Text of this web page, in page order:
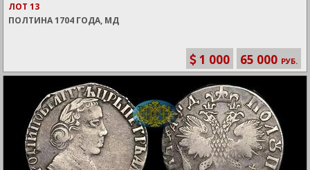
ЛОТ 13
ПОЛТИНА 1704 ГОДА, МД
1 000 65 000 РУБ.